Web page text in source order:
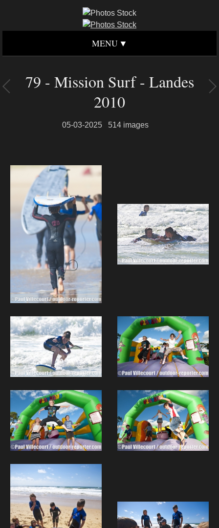
MENU
79 - Mission Surf - Landes
2010
05-03-2025 514 images